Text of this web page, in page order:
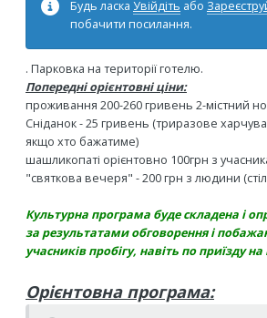
Будь ласка Увійдіть або
побачити посилання.
. Парковка на території готелю.
Попередні орієнтовні ціни:
проживання 200-260 гривень 2-містний
Сніданок - 25 гривень (триразове
якщо хто бажатиме)
шашликопаті орієнтовно 100грн з
"святкова вечеря" - 200 грн з людини
Культурна програма буде складена і
за результатами обговорення і
учасників пробігу, навіть по приїзду на
Орієнтовна програма: